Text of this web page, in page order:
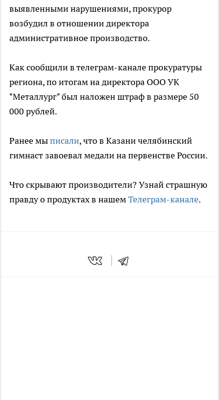
выявленными нарушениями, прокурор
возбудил в отношении директора
административное производство.
Как сообщили в телеграм-канале прокуратуры
региона, по итогам на директора ООО УК
"Металлург" был наложен штраф в размере 50
000 рублей.
Ранее мыписали, что в Казани челябинский
гимнаст завоевал медали на первенстве России.
Что скрывают производители? Узнай страшную
правду о продуктах в нашемТелеграм-канале.